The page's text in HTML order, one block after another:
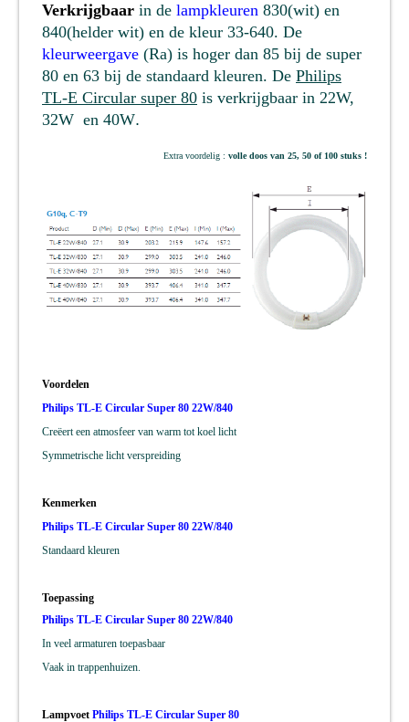
Verkrijgbaar in de lampkleuren 830(wit) en
840(helder wit) en de kleur 33-640. De
kleurweergave (Ra) is hoger dan 85 bij de super
80 en 63 bij de standaard kleuren. De Philips
TL-E Circular super 80 is verkrijgbaar in 22W,
32W en 40W.
Extra voordelig : volle doos van 25, 50 of 100 stuks !
Voordelen
Philips TL-E Circular Super 80 22W/840
Creëert een atmosfeer van warm tot koel licht
Symmetrische licht verspreiding
Kenmerken
Philips TL-E Circular Super 80 22W/840
Standaard kleuren
Toepassing
Philips TL-E Circular Super 80 22W/840
In veel armaturen toepasbaar
Vaak in trappenhuizen.
Lampvoet Philips TL-E Circular Super 80